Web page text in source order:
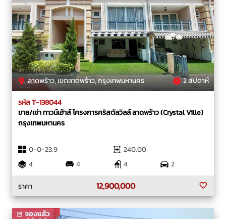
ลาดพร้าว, เขตลาดพร้าว, กรุงเทพมหานคร 2 สัปดาห์
รหัส T-138044
ขาย/เช่า ทาวน์เฮ้าส์ โครงการคริสตัลวิลล์ ลาดพร้าว (Crystal Ville)
กรุงเทพมหานคร
0-0-23.9
240.00
4
4 4
2
ราคา
12,900,000